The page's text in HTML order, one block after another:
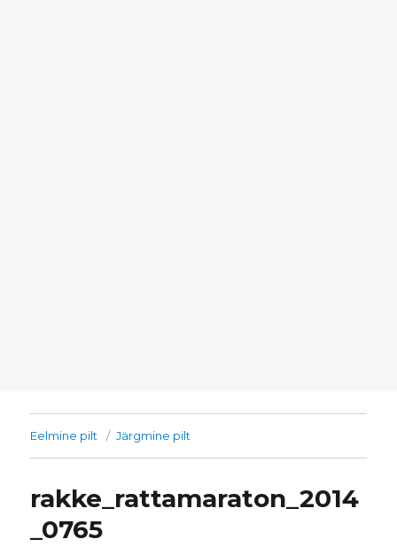
Eelmine pilt Järgmine pilt
rakke_rattamaraton_2014
_0765